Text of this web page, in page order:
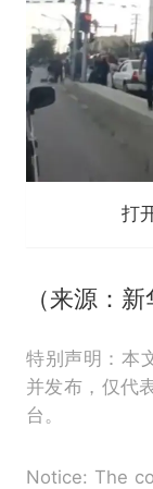
打
（来源：新
特别声明：本
并发布，仅代
台。
Notice: The